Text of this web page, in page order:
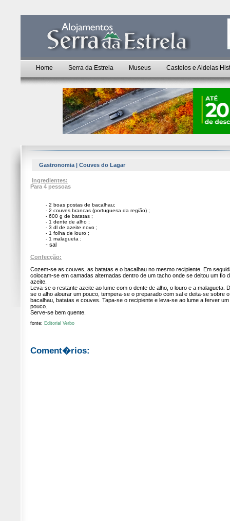
Home Serra da Estrela Museus Castelos e Aldeias
Gastronomia | Couves do Lagar
Ingredientes:
Para 4 pessoas
- 2 boas postas de bacalhau;
- 2 couves brancas (portuguesa da região) ;
- 600 g de batatas ;
- 1 dente de alho ;
- 3 dl de azeite novo ;
- 1 folha de louro ;
- 1 malagueta ;
- sal
Confecção:
Cozem-se as couves, as batatas e o bacalhau no mesmo recipiente. Em
colocam-se em camadas alternadas dentro de um tacho onde se deitou um fio
azeite.
Leva-se o restante azeite ao lume com o dente de alho, o louro e a malagueta.
se o alho alourar um pouco, tempera-se o preparado com sal e deita-se sobre o
bacalhau, batatas e couves. Tapa-se o recipiente e leva-se ao lume a ferver um
pouco.
Serve-se bem quente.
fonte: Editorial Verbo
Coment�rios: